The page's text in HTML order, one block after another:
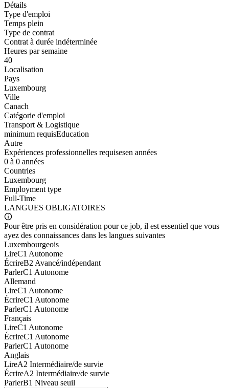
Détails
Type d'emploi
Temps plein
Type de contrat
Contrat à durée indéterminée
Heures par semaine
40
Localisation
Pays
Luxembourg
Ville
Canach
Catégorie d'emploi
Transport & Logistique
minimum requisEducation
Autre
Expériences professionnelles requisesen années
0 à 0 années
Countries
Luxembourg
Employment type
Full-Time
LANGUES OBLIGATOIRES
Pour être pris en considération pour ce job, il est essentiel que vous
ayez des connaissances dans les langues suivantes
Luxembourgeois
LireC1 Autonome
ÉcrireB2 Avancé/indépendant
ParlerC1 Autonome
Allemand
LireC1 Autonome
ÉcrireC1 Autonome
ParlerC1 Autonome
Français
LireC1 Autonome
ÉcrireC1 Autonome
ParlerC1 Autonome
Anglais
LireA2 Intermédiaire/de survie
ÉcrireA2 Intermédiaire/de survie
ParlerB1 Niveau seuil